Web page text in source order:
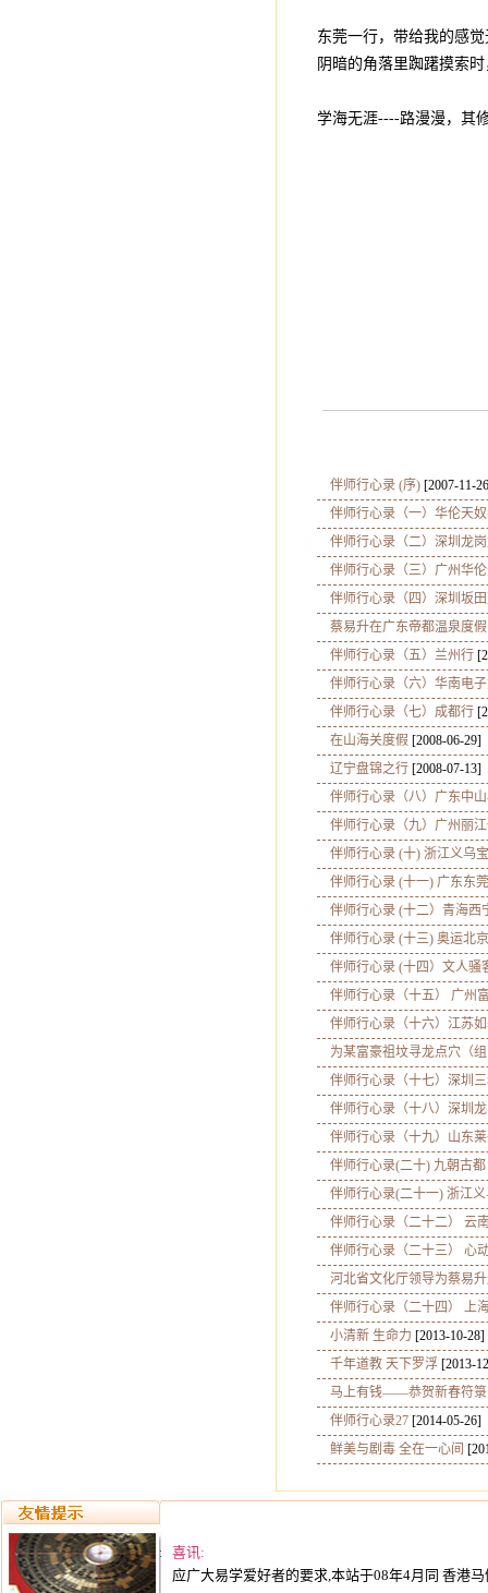
东莞一行，带给我的感
阴暗的角落里踟躇摸索
学海无涯----路漫漫，其
伴师行心录 (序) [2007-11-
伴师行心录（一）华伦天
伴师行心录（二）深圳龙
伴师行心录（三）广州华
伴师行心录（四）深圳坂
蔡易升在广东帝都温泉度
伴师行心录（五）兰州行
伴师行心录（六）华南电
伴师行心录（七）成都行
在山海关度假 [2008-06-29]
辽宁盘锦之行 [2008-07-13]
伴师行心录（八）广东中
伴师行心录（九）广州丽
伴师行心录 (十) 浙江义乌
伴师行心录 (十一) 广东东
伴师行心录 (十二）青海西
伴师行心录 (十三) 奥运北京
伴师行心录 (十四）文人骚
伴师行心录（十五） 广州
伴师行心录（十六）江苏
为某富豪祖坟寻龙点穴（
伴师行心录（十七）深圳
伴师行心录（十八）深圳
伴师行心录（十九）山东
伴师行心录(二十) 九朝古都
伴师行心录(二十一) 浙江义
伴师行心录（二十二） 云
伴师行心录（二十三） 心
河北省文化厅领导为蔡易
伴师行心录（二十四） 上
小清新 生命力 [2013-10-28]
千年道教 天下罗浮 [2013-
马上有钱——恭贺新春符箓
伴师行心录27 [2014-05-26]
鲜美与剧毒 全在一心间
喜讯:
应广大易学爱好者的要求,本站于08年4月同 香港马